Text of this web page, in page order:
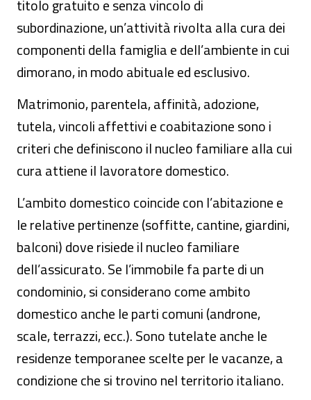
titolo gratuito e senza vincolo di
subordinazione, un’attività rivolta alla cura dei
componenti della famiglia e dell’ambiente in cui
dimorano, in modo abituale ed esclusivo.
Matrimonio, parentela, affinità, adozione,
tutela, vincoli affettivi e coabitazione sono i
criteri che definiscono il nucleo familiare alla cui
cura attiene il lavoratore domestico.
L’ambito domestico coincide con l’abitazione e
le relative pertinenze (soffitte, cantine, giardini,
balconi) dove risiede il nucleo familiare
dell’assicurato. Se l’immobile fa parte di un
condominio, si considerano come ambito
domestico anche le parti comuni (androne,
scale, terrazzi, ecc.). Sono tutelate anche le
residenze temporanee scelte per le vacanze, a
condizione che si trovino nel territorio italiano.